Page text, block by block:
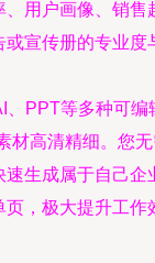
、用户画像、销售
宣传册的专业度
、PPT等多种可编
材高清精细。您
速生成属于自己企
页，极大提升工作